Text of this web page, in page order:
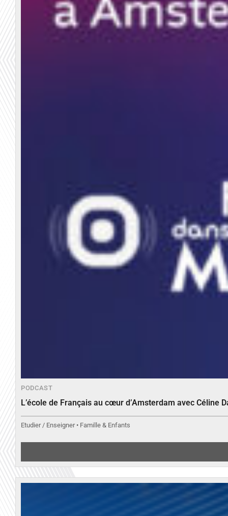
PODCAST
L’école de Français au cœur d’Amsterdam avec Céline
Etudier / Enseigner • Famille & Enfants